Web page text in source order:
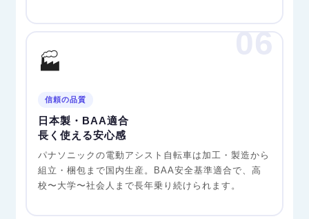
🏭
信頼の品質
日本製・BAA適合
長く使える安心感
パナソニックの電動アシスト自転車は加工・製造から
組立・梱包まで国内生産。BAA安全基準適合で、高
校〜大学〜社会人まで長年乗り続けられます。